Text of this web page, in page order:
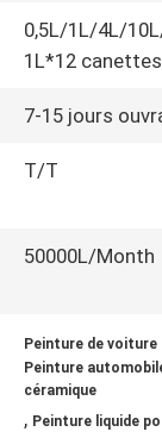
0,5L/1L/4L/
1L*12
7-15 jours
T/T
50000L/Month
Peinture de voiture
Peinture
céramique
, Peinture liquide